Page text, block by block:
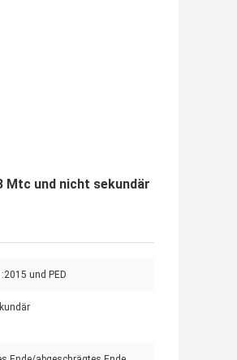
Mtc und nicht sekundär
und PED